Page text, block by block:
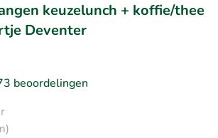
keuzelunch + koffie/thee
Deventer
beoordelingen